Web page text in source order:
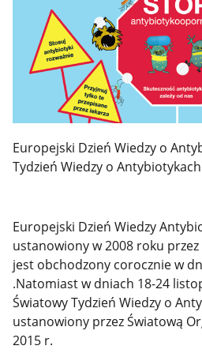
Europejski Dzień Wiedzy o
Tydzień Wiedzy o Antybiotykach
Europejski Dzień Wiedzy
ustanowiony w 2008 roku
jest obchodzony corocznie w
.Natomiast w dniach 18-24
Światowy Tydzień Wiedzy o
ustanowiony przez Światową
2015 r.